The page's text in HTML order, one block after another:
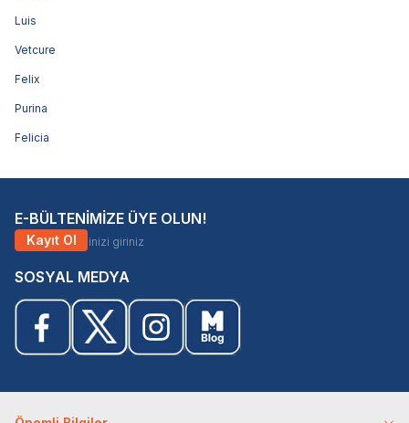
Luis
Vetcure
Felix
Purina
Felicia
E-BÜLTENİMİZE ÜYE OLUN!
Kayıt Ol
SOSYAL MEDYA